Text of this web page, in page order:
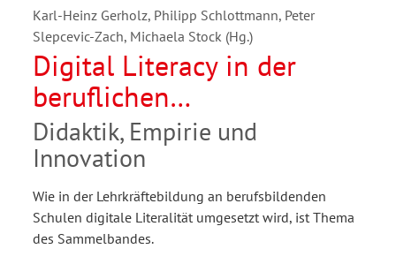
Karl-Heinz Gerholz, Philipp Schlottmann, Peter
Slepcevic-Zach, Michaela Stock (Hg.)
Digital Literacy in der
beruflichen
Lehrer:innenbildung
Didaktik, Empirie und
Innovation
Wie in der Lehrkräftebildung an berufsbildenden
Schulen digitale Literalität umgesetzt wird, ist Thema
des Sammelbandes.